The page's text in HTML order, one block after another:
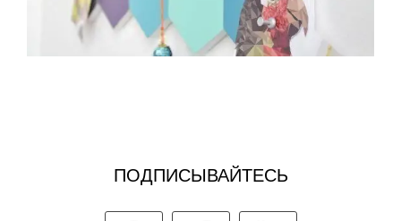
ПОДПИСЫВАЙТЕСЬ